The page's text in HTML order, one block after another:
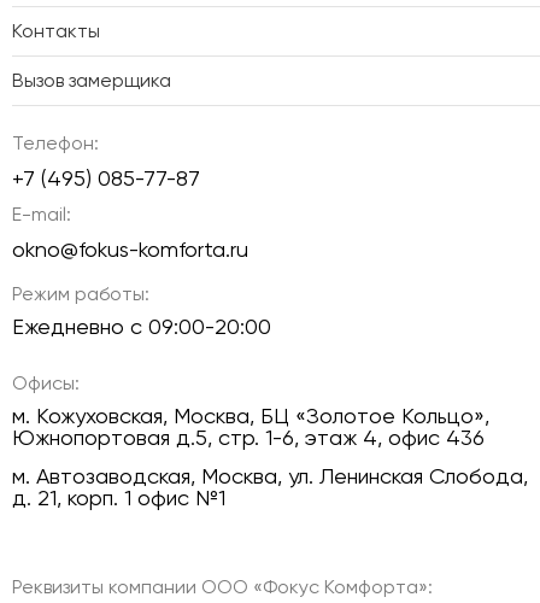
Контакты
Вызов замерщика
Телефон:
+7 (495) 085-77-87
E-mail:
okno@fokus-komforta.ru
Режим работы:
Ежедневно с 09:00-20:00
Офисы:
м. Кожуховская, Москва, БЦ «Золотое Кольцо»,
Южнопортовая д.5, стр. 1-6, этаж 4, офис 436
м. Автозаводская, Москва, ул. Ленинская Слобода,
д. 21, корп. 1 офис №1
Реквизиты компании ООО «Фокус Комфорта»: